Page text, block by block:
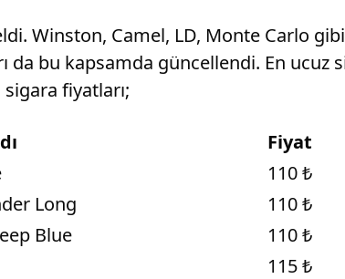
Winston, Camel, LD, Monte Carlo
da bu kapsamda güncellendi. En ucuz
fiyatları;
Fiyat
110 ₺
Long
110 ₺
Blue
110 ₺
115 ₺